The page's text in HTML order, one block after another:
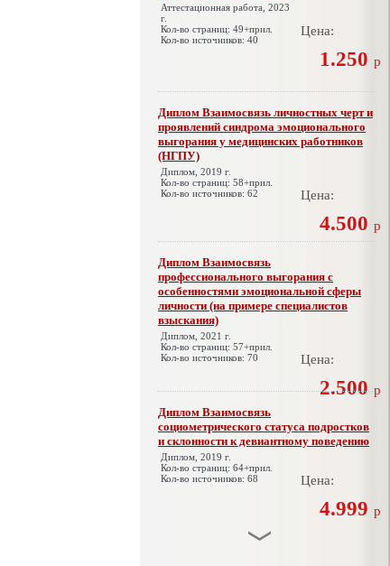
Аттестационная работа, 2023
г.
Кол-во страниц: 49+прил.
Кол-во источников: 40
Цена:
1.250 р
Диплом Взаимосвязь личностных черт и
проявлений синдрома эмоционального
выгорания у медицинских работников
(НГПУ)
Диплом, 2019 г.
Кол-во страниц: 58+прил.
Кол-во источников: 62
Цена:
4.500 р
Диплом Взаимосвязь
профессионального выгорания с
особенностями эмоциональной сферы
личности (на примере специалистов
взыскания)
Диплом, 2021 г.
Кол-во страниц: 57+прил.
Кол-во источников: 70
Цена:
2.500 р
Диплом Взаимосвязь
социометрического статуса подростков
и склонности к девиантному поведению
Диплом, 2019 г.
Кол-во страниц: 64+прил.
Кол-во источников: 68
Цена:
4.999 р